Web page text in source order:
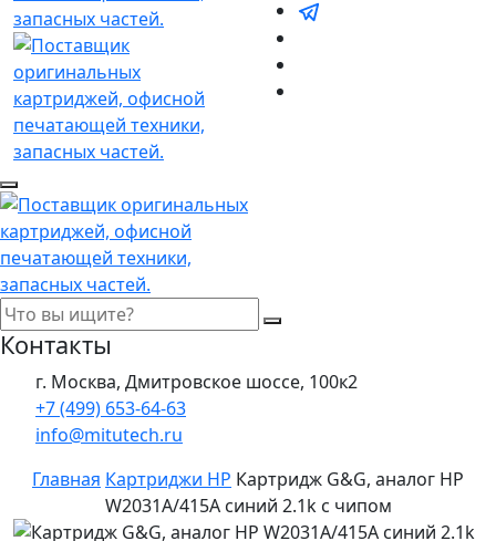
Контакты
г. Москва, Дмитровское шоссе, 100к2
+7 (499) 653-64-63
info@mitutech.ru
Главная Картриджи HP Картридж G&G, аналог HP
W2031A/415A синий 2.1k с чипом